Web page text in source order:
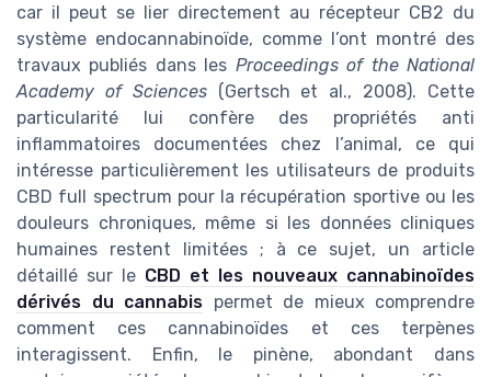
car il peut se lier directement au récepteur CB2 du
système endocannabinoïde, comme l’ont montré des
travaux publiés dans les Proceedings of the National
Academy of Sciences(Gertsch et al., 2008). Cette
particularité lui confère des propriétés anti
inflammatoires documentées chez l’animal, ce qui
intéresse particulièrement les utilisateurs de produits
CBD full spectrum pour la récupération sportive ou les
douleurs chroniques, même si les données cliniques
humaines restent limitées ; à ce sujet, un article
détaillé sur le CBD et les nouveaux cannabinoïdes
dérivés du cannabis permet de mieux comprendre
comment ces cannabinoïdes et ces terpènes
interagissent. Enfin, le pinène, abondant dans